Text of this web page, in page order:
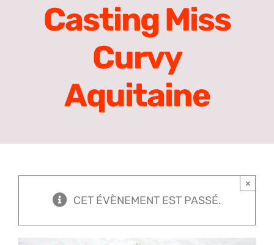
Casting Miss
Curvy
Aquitaine
CET ÉVÈNEMENT EST PASSÉ.
×